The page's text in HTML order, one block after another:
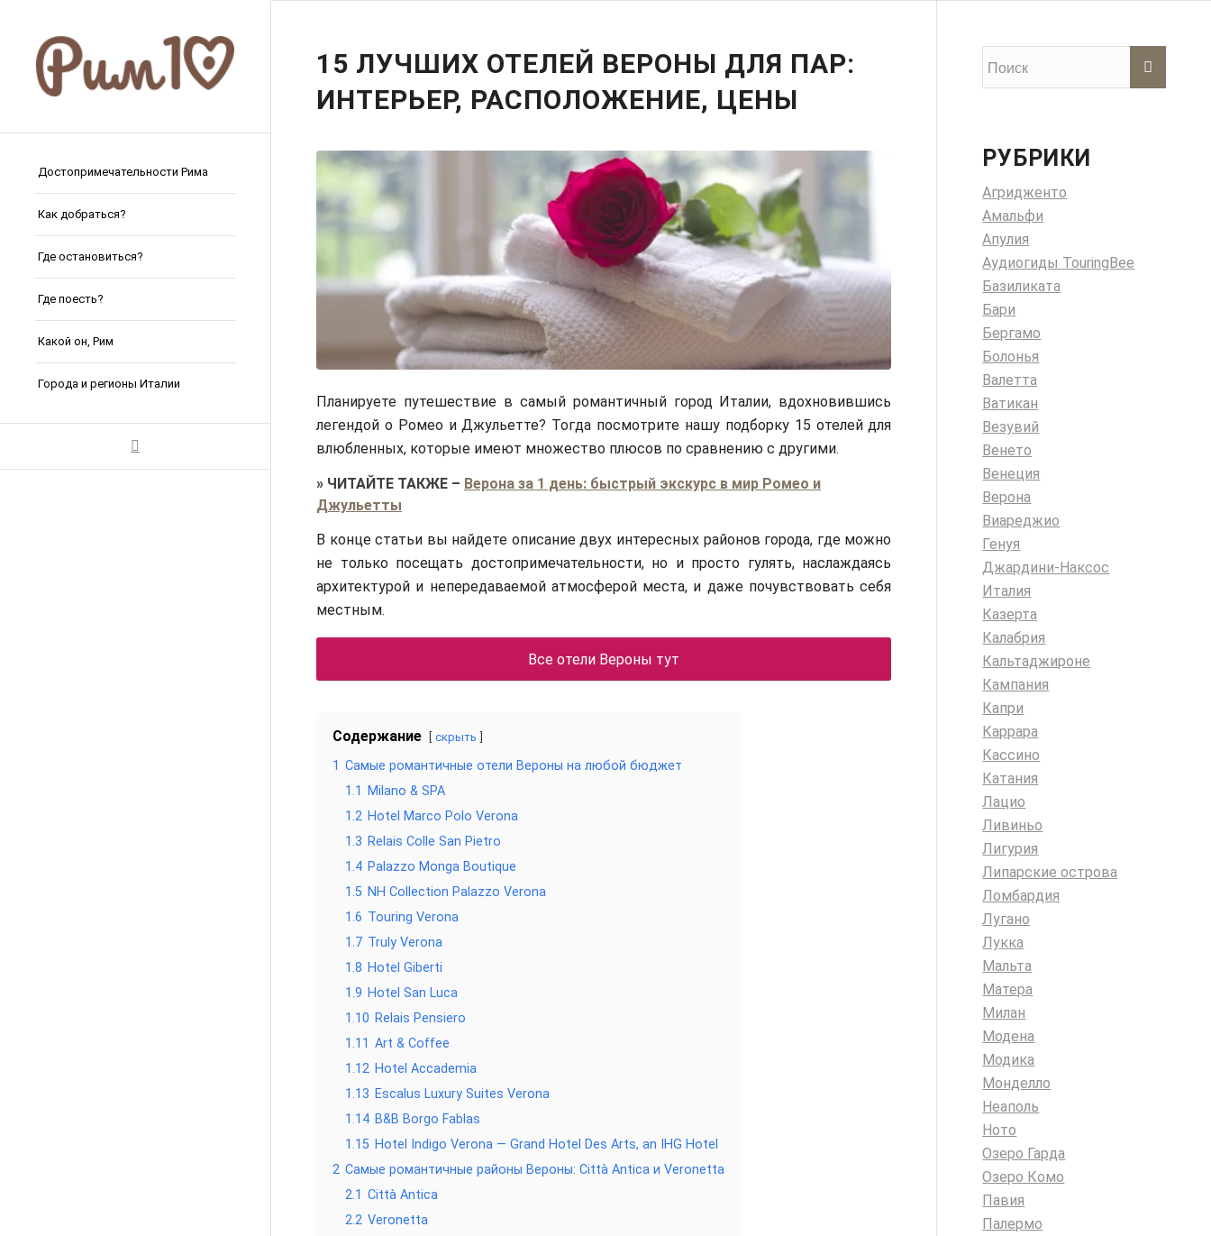
Достопримечательности Рима
Как добраться?
Где остановиться?
Где поесть?
Какой он, Рим
Города и регионы Италии
15 ЛУЧШИХ ОТЕЛЕЙ ВЕРОНЫ ДЛЯ ПАР:
ИНТЕРЬЕР, РАСПОЛОЖЕНИЕ, ЦЕНЫ
Планируете путешествие в самый романтичный город Италии, вдохновившись
легендой о Ромео и Джульетте? Тогда посмотрите нашу подборку 15 отелей для
влюбленных, которые имеют множество плюсов по сравнению с другими.
» ЧИТАЙТЕ ТАКЖЕ – Верона за 1 день: быстрый экскурс в мир Ромео и
Джульетты
В конце статьи вы найдете описание двух интересных районов города, где можно
не только посещать достопримечательности, но и просто гулять, наслаждаясь
архитектурой и непередаваемой атмосферой места, и даже почувствовать себя
местным.
Все отели Вероны тут
Содержание скрыть
1 Самые романтичные отели Вероны на любой бюджет
1.1
Milano & SPA
1.2 Hotel Marco Polo Verona
1.3 Relais Colle San Pietro
1.4 Palazzo Monga Boutique
1.5 NH Collection Palazzo Verona
1.6 Touring Verona
1.7 Truly Verona
1.8 Hotel Giberti
1.9 Hotel San Luca
1.10 Relais Pensiero
1.11 Art & Coffee
1.12 Hotel Accademia
1.13 Escalus Luxury Suites Verona
1.14 B&B Borgo Fablas
1.15 Hotel Indigo Verona — Grand Hotel Des Arts, an IHG Hotel
2 Самые романтичные районы Вероны: Città Antica и Veronetta
2.1 Città Antica
2.2 Veronetta
РУБРИКИ
Агридженто
Амальфи
Апулия
Аудиогиды TouringBee
Базиликата
Бари
Бергамо
Болонья
Валетта
Ватикан
Везувий
Венето
Венеция
Верона
Виареджио
Генуя
Джардини-Наксос
Италия
Казерта
Калабрия
Кальтаджироне
Кампания
Капри
Каррара
Кассино
Катания
Лацио
Ливиньо
Лигурия
Липарские острова
Ломбардия
Лугано
Лукка
Мальта
Матера
Милан
Модена
Модика
Монделло
Неаполь
Ното
Озеро Гарда
Озеро Комо
Павия
Палермо